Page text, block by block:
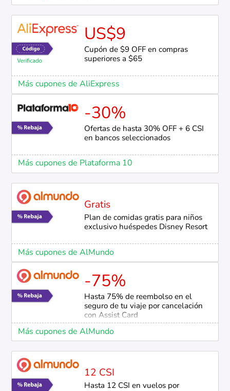
US$9
Cupón de $9 OFF en compras
superiores a $65
Más cupones de AliExpress
-30%
Ofertas de hasta 30% OFF + 6 CSI
en bancos seleccionados
Más cupones de Plataforma 10
Gratis
Plan de comidas gratis para niños
exclusivo huéspedes Disney Resort
Más cupones de AlMundo
-75%
Hasta 75% de reembolso en el
seguro de tu viaje por cancelación
con Assist Card
Más cupones de AlMundo
12 CSI
Hasta 12 CSI en vuelos por